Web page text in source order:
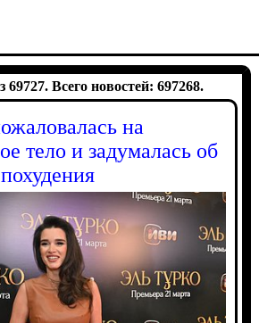
69727. Всего новостей: 697268.
на
тело и задумалась об